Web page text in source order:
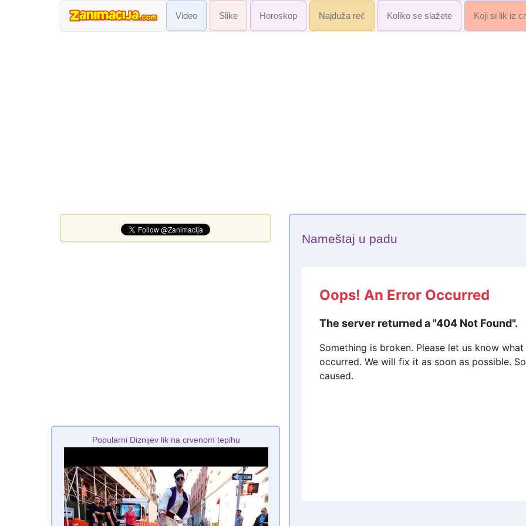
Video Slike Horoskop Najduža reč Koliko se slažete Koji si lik iz
Nameštaj u padu
Popularni Diznijev lik na crvenom tepihu